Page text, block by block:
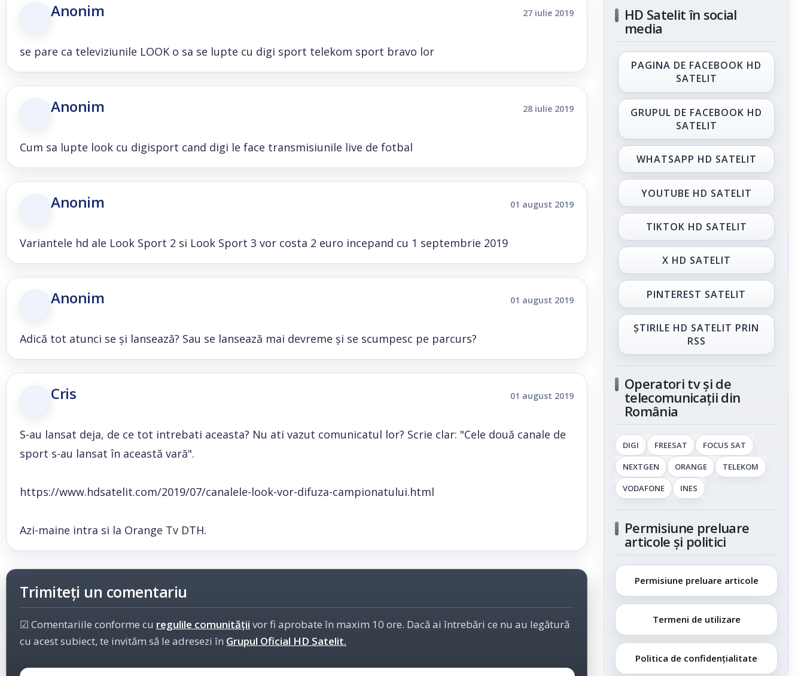
Anonim 27 iulie 2019
se pare ca televiziunile LOOK o sa se lupte cu digi sport telekom sport bravo lor
Anonim 28 iulie 2019
Cum sa lupte look cu digisport cand digi le face transmisiunile live de fotbal
Anonim 01 august 2019
Variantele hd ale Look Sport 2 si Look Sport 3 vor costa 2 euro incepand cu 1 septembrie 2019
Anonim 01 august 2019
Adică tot atunci se și lansează? Sau se lansează mai devreme și se scumpesc pe parcurs?
Cris 01 august 2019
S-au lansat deja, de ce tot intrebati aceasta? Nu ati vazut comunicatul lor? Scrie clar: "Cele două canale de
sport s-au lansat în această vară".
https://www.hdsatelit.com/2019/07/canalele-look-vor-difuza-campionatului.html
Azi-maine intra si la Orange Tv DTH.
Trimiteți un comentariu
☑ Comentariile conforme cu regulile comunității vor fi aprobate în maxim 10 ore. Dacă ai întrebări ce nu au legătură
cu acest subiect, te invităm să le adresezi în Grupul Oficial HD Satelit.
HD Satelit în social
media
PAGINA DE FACEBOOK HD
SATELIT
GRUPUL DE FACEBOOK HD
SATELIT
WHATSAPP HD SATELIT
YOUTUBE HD SATELIT
TIKTOK HD SATELIT
X HD SATELIT
PINTEREST SATELIT
ȘTIRILE HD SATELIT PRIN
RSS
Operatori tv și de
telecomunicații din
România
DIGI FREESAT
FOCUS SAT
NEXTGEN
ORANGE
TELEKOM
VODAFONE
INES
Permisiune preluare
articole și politici
Permisiune preluare articole
Termeni de utilizare
Politica de confidențialitate